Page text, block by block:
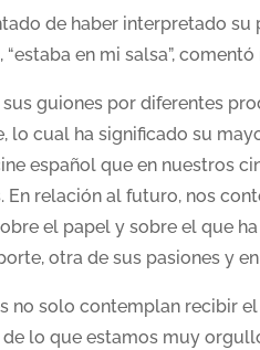
de haber interpretado su
en mi salsa”, comentó
guiones por diferentes
lo cual ha significado su
español que en nuestros
En relación al futuro, nos
el papel y sobre el que
otra de sus pasiones y
no solo contemplan recibir
lo que estamos muy